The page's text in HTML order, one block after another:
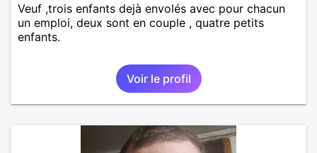
Veuf ,trois enfants dejà envolés avec pour chacun
un emploi, deux sont en couple , quatre petits
enfants.
Voir le profil